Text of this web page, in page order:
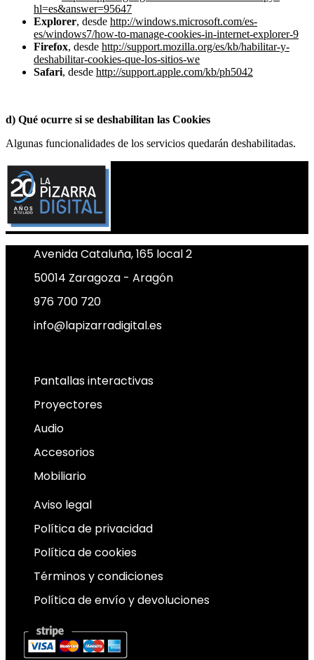
hl=es&answer=95647
Explorer, desde http://windows.microsoft.com/es-
es/windows7/how-to-manage-cookies-in-internet-explorer-9
Firefox, desde http://support.mozilla.org/es/kb/habilitar-y-
deshabilitar-cookies-que-los-sitios-we
Safari, desde http://support.apple.com/kb/ph5042
d) Qué ocurre si se deshabilitan las Cookies
Algunas funcionalidades de los servicios quedarán deshabilitadas.
Avenida Cataluña, 165 local 2
50014 Zaragoza - Aragón
976 700 720
info@lapizarradigital.es
Pantallas interactivas
Proyectores
Audio
Accesorios
Mobiliario
Aviso legal
Política de privacidad
Política de cookies
Términos y condiciones
Política de envío y devoluciones